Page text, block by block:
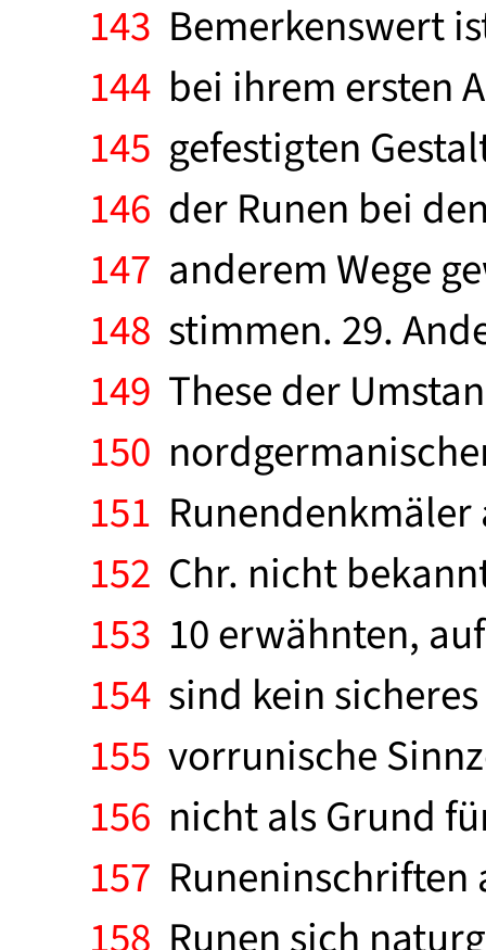
143 Bemerkenswert
144 bei ihrem ersten
145 gefestigten
146 der Runen bei
147 anderem Wege
148 stimmen. 29.
149 These der
150
151
152 Chr. nicht
153 10 erwähnten,
154 sind kein
155 vorrunische
156 nicht als Grund
157 Runeninschriften